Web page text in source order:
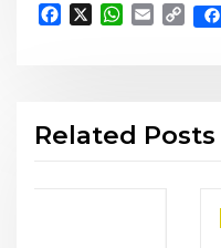
FacebookWhatsApp
EmailCopy
Related Posts